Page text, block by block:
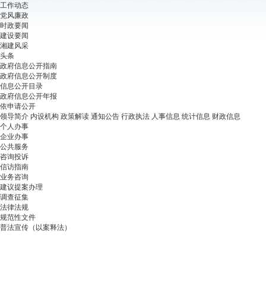
工作动态
党风廉政
时政要闻
建设要闻
湘建风采
头条
政府信息公开指南
政府信息公开制度
信息公开目录
政府信息公开年报
依申请公开
领导简介 内设机构 政策解读 通知公告 行政执法 人事信息 统计信息 财政信息
个人办事
企业办事
公共服务
咨询投诉
信访指南
业务咨询
建议提案办理
调查征集
法律法规
规范性文件
普法宣传（以案释法）